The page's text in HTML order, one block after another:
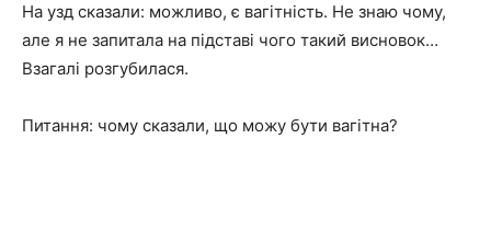
На узд сказали: можливо, є вагітність. Не знаю чому,
але я не запитала на підставі чого такий висновок…
Взагалі розгубилася.
Питання: чому сказали, що можу бути вагітна?